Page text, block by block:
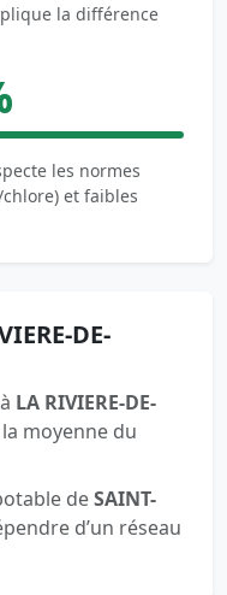
la différence
les normes
et faibles
DE-
LA RIVIERE-DE-
moyenne du
deSAINT-
d’un réseau